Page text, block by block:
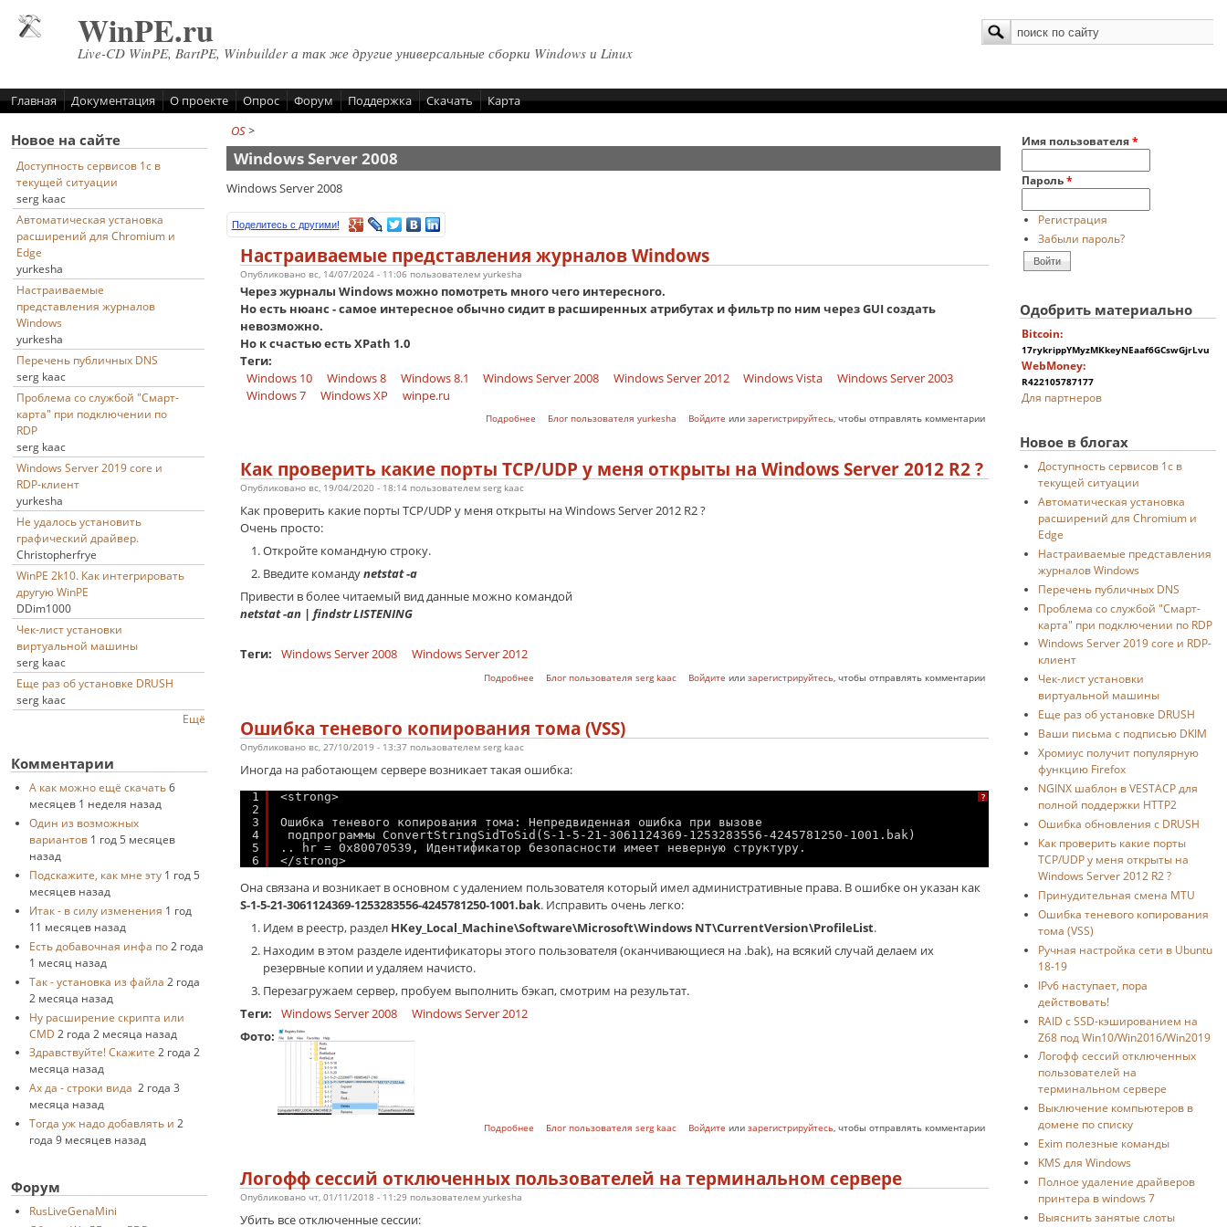
WinPE.ru
Live-CD WinPE, BartPE, Winbuilder а так же другие универсальные сборки Windows и Linux
Форма поиска
Поиск
Главная Документация О проекте Опрос Форум Поддержка Скачать Карта
Новое на сайте
Доступность сервисов 1с в
текущей ситуации
serg kaac
Автоматическая установка
расширений для Chromium и
Edge
yurkesha
Настраиваемые
представления журналов
Windows
yurkesha
Перечень публичных DNS
serg kaac
Проблема со службой "Смарт-
карта" при подключении по
RDP
serg kaac
Windows Server 2019 core и
RDP-клиент
yurkesha
Не удалось установить
графический драйвер.
Christopherfrye
WinPE 2k10. Как интегрировать
другую WinPE
DDim1000
Чек-лист установки
виртуальной машины
serg kaac
Еще раз об установке DRUSH
serg kaac
Ещё
Комментарии
А как можно ещё скачать 6
месяцев 1 неделя назад
Один из возможных
вариантов 1 год 5 месяцев
назад
Подскажите, как мне эту 1 год 5
месяцев назад
Итак - в силу изменения 1 год
11 месяцев назад
Есть добавочная инфа по 2 года
1 месяц назад
Так - установка из файла 2 года
2 месяца назад
Ну расширение скрипта или
CMD 2 года 2 месяца назад
Здравствуйте! Скажите 2 года 2
месяца назад
Ах да - строки вида 2 года 3
месяца назад
Тогда уж надо добавлять и 2
года 9 месяцев назад
Форум
RusLiveGenaMini
OS>
Windows Server 2008
Windows Server 2008
Поделитесь с другими!
Настраиваемые представления журналов Windows
Опубликовано вс, 14/07/2024 - 11:06 пользователем yurkesha
Через журналы Windows можно помотреть много чего интересного.
Но есть нюанс - самое интересное обычно сидит в расширенных атрибутах и фильтр по ним через GUI создать
невозможно.
Но к счастью есть XPath 1.0
Теги:
Windows 10
Windows 8 Windows 8.1 Windows Server 2008 Windows Server 2012 Windows Vista
Windows Server 2003
Windows 7
Windows XP winpe.ru
Подробнее о Настраиваемые представления журналов Windows
Блог пользователя yurkesha Войдите или зарегистрируйтесь, чтобы отправлять комментарии
Как проверить какие порты TCP/UDP у меня открыты на Windows Server 2012 R2 ?
Опубликовано вс, 19/04/2020 - 18:14 пользователем serg kaac
Как проверить какие порты TCP/UDP у меня открыты на Windows Server 2012 R2 ?
Очень просто:
Откройте командную строку.
Введите командуnetstat -a
Привести в более читаемый вид данные можно командой
netstat -an | findstr LISTENING
Теги: Windows Server 2008 Windows Server 2012
Подробнее о Как проверить какие порты TCP/UDP у меня открыты на Windows Server 2012 R2 ?
Блог пользователя serg kaac Войдите или зарегистрируйтесь, чтобы отправлять комментарии
Ошибка теневого копирования тома (VSS)
Опубликовано вс, 27/10/2019 - 13:37 пользователем serg kaac
Иногда на работающем сервере возникает такая ошибка:
?
1
2
3
4
5
6
<strong>
Ошибка теневого копирования тома: Непредвиденная ошибка при вызове
подпрограммы ConvertStringSidToSid(S-1-5-21-3061124369-1253283556-4245781250-1001.bak)
.. hr = 0x80070539, Идентификатор безопасности имеет неверную структуру.
</strong>
Она связана и возникает в основном с удалением пользователя который имел административные права. В ошибке он указан как
S-1-5-21-3061124369-1253283556-4245781250-1001.bak. Исправить очень легко:
Идем в реестр, раздел HKey_Local_Machine\Software\Microsoft\Windows NT\CurrentVersion\ProfileList.
Находим в этом разделе идентификаторы этого пользователя (оканчивающиеся на .bak), на всякий случай делаем их
резервные копии и удаляем начисто.
Перезагружаем сервер, пробуем выполнить бэкап, смотрим на результат.
Теги:
Windows Server 2008
Windows Server 2012
Фото:
Подробнее о Ошибка теневого копирования тома (VSS)
Блог пользователя serg kaac Войдите или зарегистрируйтесь, чтобы отправлять комментарии
Логофф сессий отключенных пользователей на терминальном сервере
Опубликовано чт, 01/11/2018 - 11:29 пользователем yurkesha
Убить все отключенные сессии:
Имя пользователя*
Пароль*
Регистрация
Забыли пароль?
Одобрить материально
Bitcoin:
17rykrippYMyzMKkeyNEaaf6GCswGjrLvu
WebMoney:
R422105787177
Для партнеров
Новое в блогах
Доступность сервисов 1с в
текущей ситуации
Автоматическая установка
расширений для Chromium и
Edge
Настраиваемые представления
журналов Windows
Перечень публичных DNS
Проблема со службой "Смарт-
карта" при подключении по RDP
Windows Server 2019 core и RDP-
клиент
Чек-лист установки
виртуальной машины
Еще раз об установке DRUSH
Ваши письма с подписью DKIM
Хромиус получит популярную
функцию Firefox
NGINX шаблон в VESTACP для
полной поддержки HTTP2
Ошибка обновления с DRUSH
Как проверить какие порты
TCP/UDP у меня открыты на
Windows Server 2012 R2 ?
Принудительная смена MTU
Ошибка теневого копирования
тома (VSS)
Ручная настройка сети в Ubuntu
18-19
IPv6 наступает, пора
действовать!
RAID с SSD-кэшированием на
Z68 под Win10/Win2016/Win2019
Логофф сессий отключенных
пользователей на
терминальном сервере
Выключение компьютеров в
домене по списку
Exim полезные команды
KMS для Windows
Полное удаление драйверов
принтера в windows 7
Выяснить занятые слоты